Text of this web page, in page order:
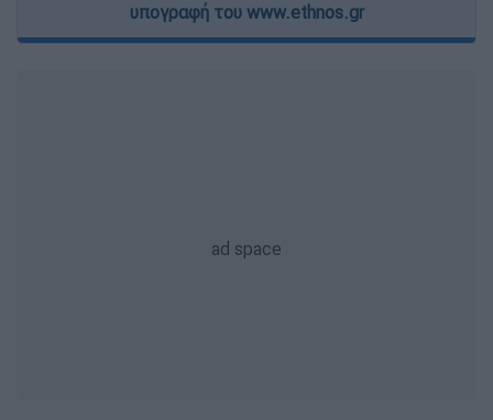
υπογραφή του www.ethnos.gr